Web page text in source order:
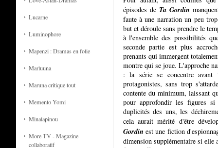
Lucarne
Luminophore
Mapenzi : Dramas en folie
Marluuna
Maruna critique tout
Memento Yomi
Minalapinou
More TV - Magazine
collaboratif
épisodes de Ta Gordin
faute à une narration un peu
but et déroule sans prendre le
à l'ensemble des possibilités
seconde partie est plus
prenants qui immergent
montre qui se joue. L'approche
: la série se concentre avant
protagonistes, sans trop
contente du minimum, laissant
pour approfondir les figures
duplicités des uns, les
cela aurait mérité d'être
Gordin est une fiction
dimension supplémentaire si elle